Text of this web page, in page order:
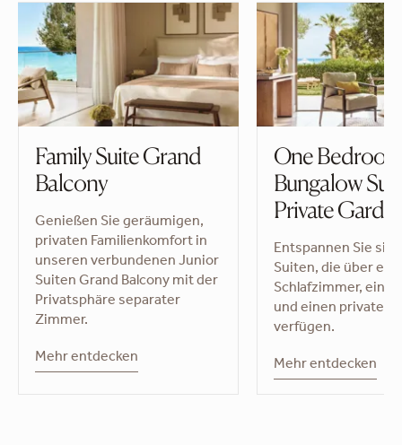
Family Suite Grand
Balcony
Genießen Sie geräumigen,
privaten Familienkomfort in
unseren verbundenen Junior
Suiten Grand Balcony mit der
Privatsphäre separater
Zimmer.
Mehr entdecken
One Bedroom
Bungalow
Private
Entspannen Sie
Suiten, die über ein
Schlafzimmer, eine
und einen privaten
verfügen.
Mehr entdecken